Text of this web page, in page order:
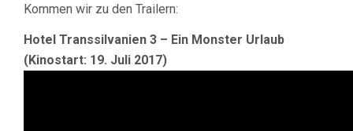
Kommen wir zu den Trailern:
Hotel Transsilvanien 3 – Ein Monster Urlaub
(Kinostart: 19. Juli 2017)